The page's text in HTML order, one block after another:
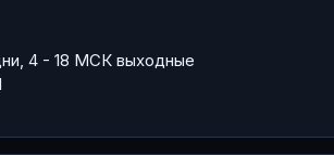
4 - 18 МСК выходные